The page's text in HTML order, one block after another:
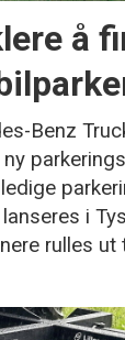
å
Benz
i
rulles ut